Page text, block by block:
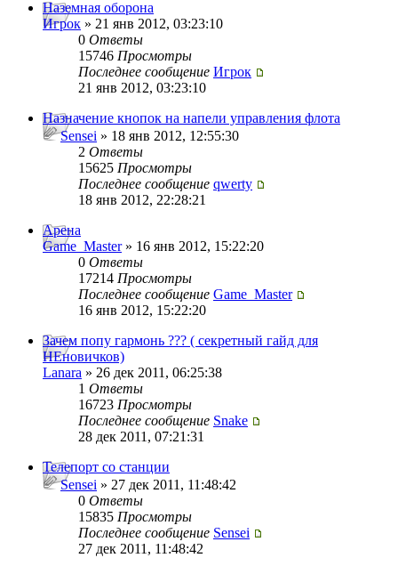
Наземная оборона
Игрок » 21 янв 2012, 03:23:10
0 Ответы
15746 Просмотры
Последнее сообщение Игрок
21 янв 2012, 03:23:10
Назначение кнопок на напели управления флота
Sensei » 18 янв 2012, 12:55:30
2 Ответы
15625 Просмотры
Последнее сообщение qwerty
18 янв 2012, 22:28:21
Арена
Game_Master» 16 янв 2012, 15:22:20
0 Ответы
17214 Просмотры
Последнее сообщение Game_Master
16 янв 2012, 15:22:20
Зачем попу гармонь ??? ( секретный гайд для
НЕновичков)
Lanara » 26 дек 2011, 06:25:38
1 Ответы
16723 Просмотры
Последнее сообщение Snake
28 дек 2011, 07:21:31
Телепорт со станции
Sensei » 27 дек 2011, 11:48:42
0 Ответы
15835 Просмотры
Последнее сообщение Sensei
27 дек 2011, 11:48:42